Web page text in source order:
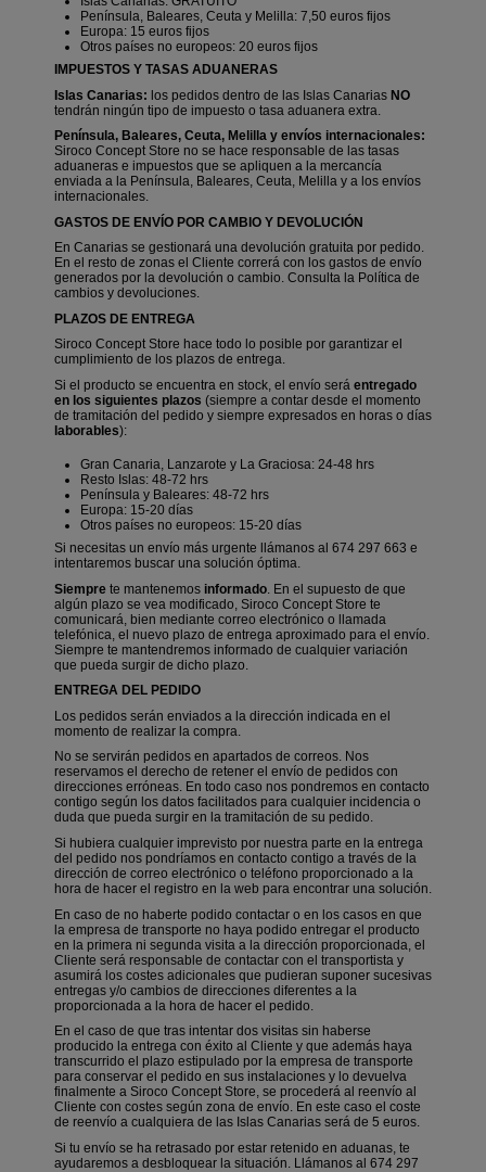
Península, Baleares, Ceuta y Melilla: 7,50 euros fijos
Europa: 15 euros fijos
Otros países no europeos: 20 euros fijos
IMPUESTOS Y TASAS ADUANERAS
Islas Canarias: los pedidos dentro de las Islas Canarias NO
tendrán ningún tipo de impuesto o tasa aduanera extra.
Península, Baleares, Ceuta, Melilla y envíos internacionales:
Siroco Concept Store no se hace responsable de las tasas
aduaneras e impuestos que se apliquen a la mercancía
enviada a la Península, Baleares, Ceuta, Melilla y a los envíos
internacionales.
GASTOS DE ENVÍO POR CAMBIO Y DEVOLUCIÓN
En Canarias se gestionará una devolución gratuita por pedido.
En el resto de zonas el Cliente correrá con los gastos de envío
generados por la devolución o cambio. Consulta la Política de
cambios y devoluciones.
PLAZOS DE ENTREGA
Siroco Concept Store hace todo lo posible por garantizar el
cumplimiento de los plazos de entrega.
Si el producto se encuentra en stock, el envío será entregado
en los siguientes plazos (siempre a contar desde el momento
de tramitación del pedido y siempre expresados en horas o días
laborables):
Gran Canaria, Lanzarote y La Graciosa: 24-48 hrs
Resto Islas: 48-72 hrs
Península y Baleares: 48-72 hrs
Europa: 15-20 días
Otros países no europeos: 15-20 días
Si necesitas un envío más urgente llámanos al 674 297 663 e
intentaremos buscar una solución óptima.
Siempre te mantenemos informado . En el supuesto de que
algún plazo se vea modificado, Siroco Concept Store te
comunicará, bien mediante correo electrónico o llamada
telefónica, el nuevo plazo de entrega aproximado para el envío.
Siempre te mantendremos informado de cualquier variación
que pueda surgir de dicho plazo.
ENTREGA DEL PEDIDO
Los pedidos serán enviados a la dirección indicada en el
momento de realizar la compra.
No se servirán pedidos en apartados de correos. Nos
reservamos el derecho de retener el envío de pedidos con
direcciones erróneas. En todo caso nos pondremos en contacto
contigo según los datos facilitados para cualquier incidencia o
duda que pueda surgir en la tramitación de su pedido.
Si hubiera cualquier imprevisto por nuestra parte en la entrega
del pedido nos pondríamos en contacto contigo a través de la
dirección de correo electrónico o teléfono proporcionado a la
hora de hacer el registro en la web para encontrar una solución.
En caso de no haberte podido contactar o en los casos en que
la empresa de transporte no haya podido entregar el producto
en la primera ni segunda visita a la dirección proporcionada, el
Cliente será responsable de contactar con el transportista y
asumirá los costes adicionales que pudieran suponer sucesivas
entregas y/o cambios de direcciones diferentes a la
proporcionada a la hora de hacer el pedido.
En el caso de que tras intentar dos visitas sin haberse
producido la entrega con éxito al Cliente y que además haya
transcurrido el plazo estipulado por la empresa de transporte
para conservar el pedido en sus instalaciones y lo devuelva
finalmente a Siroco Concept Store, se procederá al reenvío al
Cliente con costes según zona de envío. En este caso el coste
de reenvío a cualquiera de las Islas Canarias será de 5 euros.
Si tu envío se ha retrasado por estar retenido en aduanas, te
ayudaremos a desbloquear la situación. Llámanos al 674 297